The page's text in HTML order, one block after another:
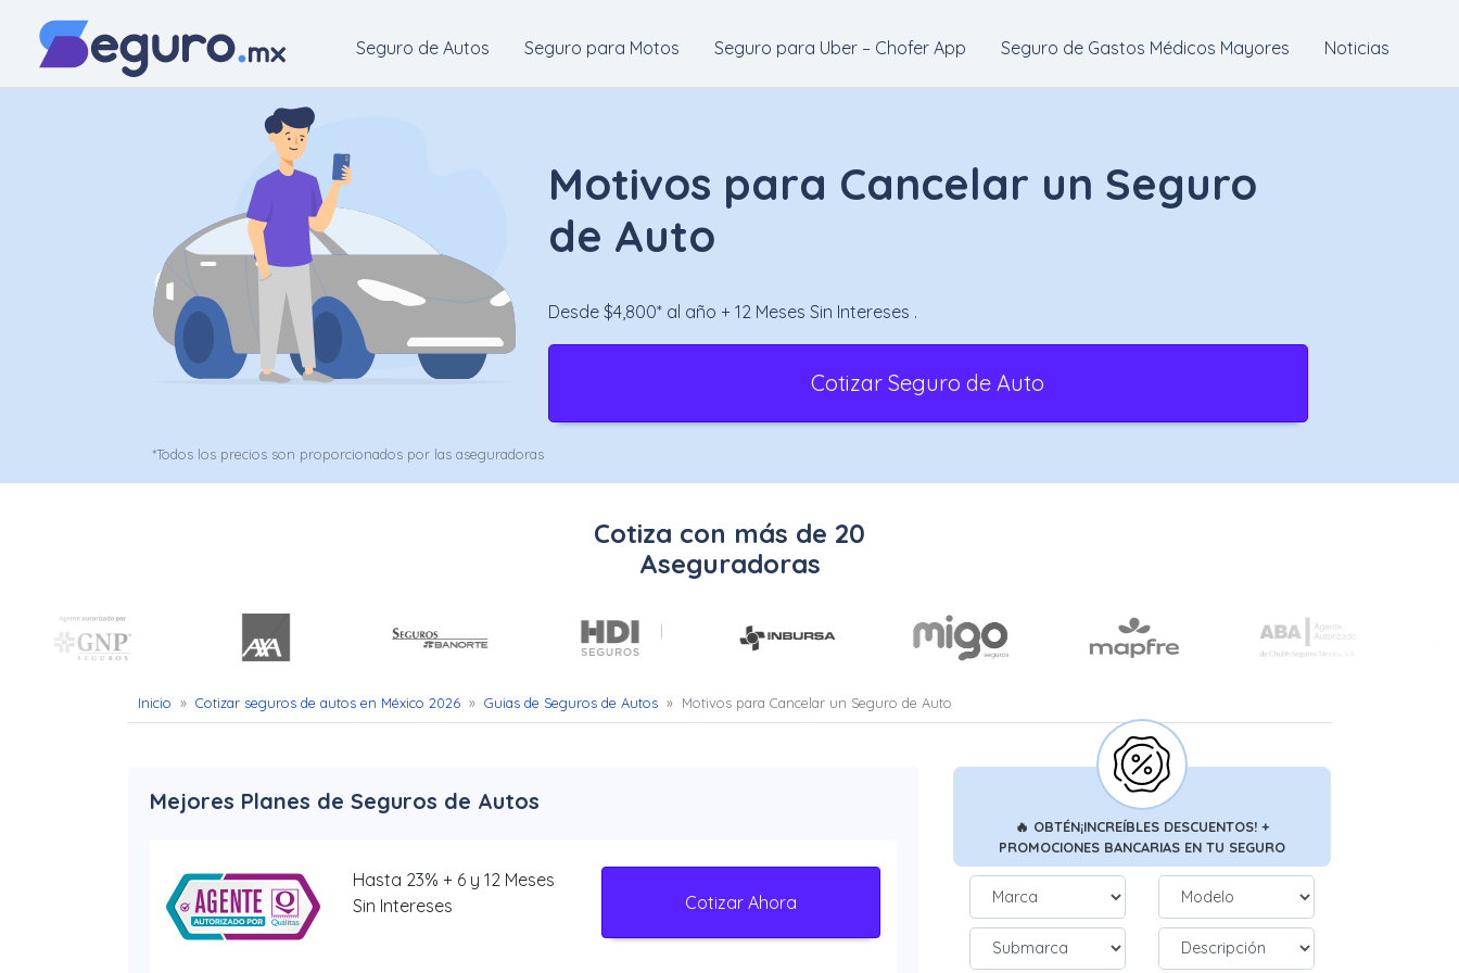
Seguro de Autos Seguro para Motos Seguro para Uber – Chofer App Seguro de Gastos Médicos Mayores Noticias
App
Motivos para Cancelar un Seguro
de Auto
Desde $4,800* al año + 12 Meses Sin Intereses .
Cotizar Seguro de Auto
*Todos los precios son proporcionados por las aseguradoras
Cotiza con más de 20
Aseguradoras
Inicio » Cotizar seguros de autos en México 2026 » Guias de Seguros de Autos » Motivos para Cancelar un Seguro de Auto
Mejores Planes de Seguros de Autos
Hasta 23% + 6 y 12 Meses
Sin Intereses
Cotizar Ahora
🔥 OBTÉN¡INCREÍBLES DESCUENTOS! +
PROMOCIONES BANCARIAS EN TU SEGURO